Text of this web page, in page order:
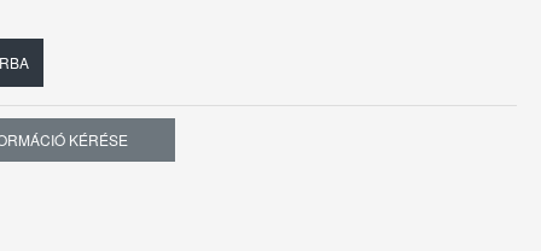
KÉRÉSE